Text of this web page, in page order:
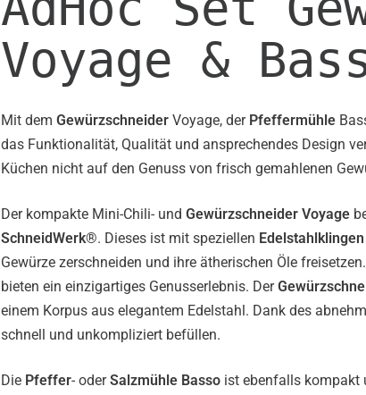
Voyage &
Mit dem GewürzschneiderVoyage, der Pfeffermühle
das Funktionalität, Qualität und ansprechendes Design
Küchen nicht auf den Genuss von frisch gemahlenen
Der kompakte Mini-Chili- und Gewürzschneider Voyage
SchneidWerk®. Dieses ist mit speziellen Edelstahlklingen
Gewürze zerschneiden und ihre ätherischen Öle
bieten ein einzigartiges Genusserlebnis. Der
einem Korpus aus elegantem Edelstahl. Dank des
schnell und unkompliziert befüllen.
Die Pfeffer- oderSalzmühle Bassoist ebenfalls kompakt